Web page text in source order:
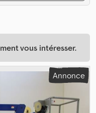
vous intéresser.
Annonce